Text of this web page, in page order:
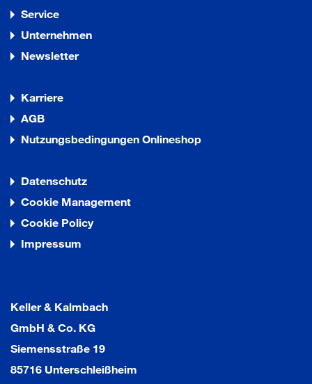
Service
Unternehmen
Newsletter
Karriere
AGB
Nutzungsbedingungen Onlineshop
Datenschutz
Cookie Management
Cookie Policy
Impressum
Keller & Kalmbach
GmbH & Co. KG
Siemensstraße 19
85716 Unterschleißheim